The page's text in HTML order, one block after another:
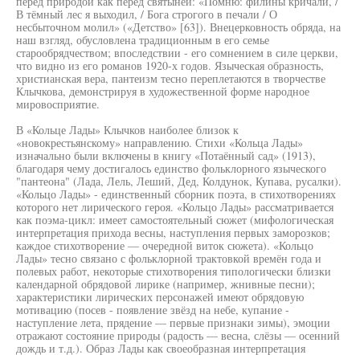
В тёмный лес я выходил, / Бога строгого в печали / О
несбыточном молил» («Детство» [63]). Внецерковность обряда, на
наш взгляд, обусловлена традиционным в его семье
старообрядчеством; впоследствии - его сомнением в силе церкви,
что видно из его романов 1920-х годов. Языческая образность,
христианская вера, пантеизм тесно переплетаются в творчестве
Клычкова, демонстрируя в художественной форме народное
мировосприятие.
В «Кольце Лады» Клычков наиболее близок к
«новокрестьянскому» направлению. Стихи «Кольца Лады»
изначально были включены в книгу «Потаённый сад» (1913),
благодаря чему достигалось единство фольклорного языческого
"пантеона" (Лада, Лель, Леший, Дед, Колдунок, Купава, русалки).
«Кольцо Лады» - единственный сборник поэта, в стихотворениях
которого нет лирического героя. «Кольцо Лады» рассматривается
как поэма-цикл: имеет самостоятельный сюжет (мифологическая
интерпретация прихода весны, наступления первых заморозков;
каждое стихотворение — очередной виток сюжета). «Кольцо
Лады» тесно связано с фольклорной трактовкой времён года и
полевых работ, некоторые стихотворения типологически близки
календарной обрядовой лирике (например, жнивные песни);
характеристики лирических персонажей имеют обрядовую
мотивацию (посев - появление звёзд на небе, купание -
наступление лета, прядение — первые признаки зимы), эмоции
отражают состояние природы (радость — весна, слёзы — осенний
дождь и т.д.). Образ Лады как своеобразная интерпретация